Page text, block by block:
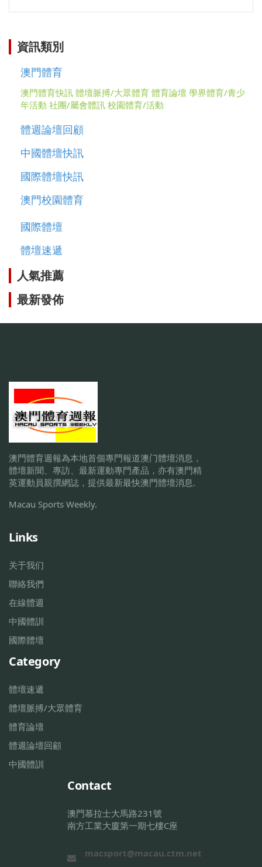
資訊類別
澳門體育
澳門體育快訊 體壇脈搏/大眾體育 體育論壇 學界體育/青少
年活動 社團/屬會體訊 校園體育/活動
體週論壇回顧
中國體壇快訊
國際體壇快訊
澳門校園體育
國際體壇
體壇速遞
人氣推薦
最新發佈
澳門體育週報為本地首個專門報道澳门體壇消息，
體壇新聞、專訪、最新運動專門產品，亦有澳門精
英運動員親撰網誌，提供最新最快澳門體壇消息.
Macau Sports Weekly.
Links
关于我们
聯絡我們
在線體週
中國體訓
國際體壇
Category
體壇速遞
體壇脈搏/大眾體育
體育論壇
體週論壇回顧
中國體訓
Contact
澳門慕拉士大馬路231號
南方工業大廈第一期七樓C座
macsport@macau.ctm.net